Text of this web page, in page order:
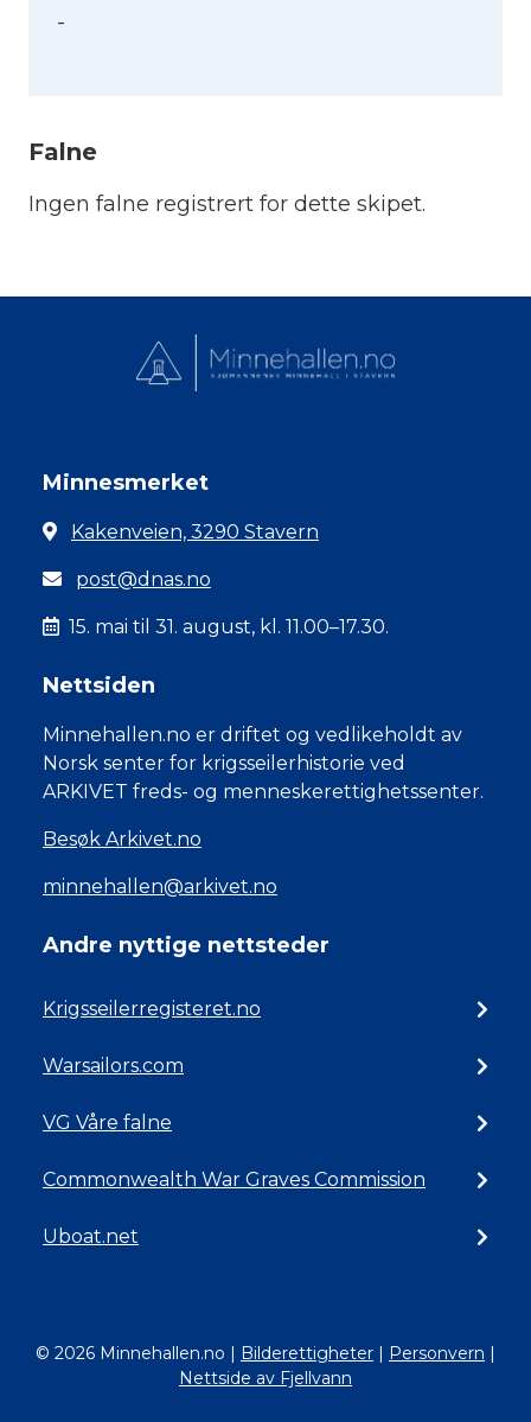
-
Falne
Ingen falne registrert for dette skipet.
Minnesmerket
Kakenveien, 3290 Stavern
post@dnas.no
15. mai til 31. august, kl. 11.00–17.30.
Nettsiden
Minnehallen.no er driftet og vedlikeholdt av
Norsk senter for krigsseilerhistorie ved
ARKIVET freds- og menneskerettighetssenter.
Besøk Arkivet.no
minnehallen@arkivet.no
Andre nyttige nettsteder
Krigsseilerregisteret.no
Warsailors.com
VG Våre falne
Commonwealth War Graves Commission
Uboat.net
© 2026 Minnehallen.no | Bilderettigheter | Personvern |
Nettside av Fjellvann
Velg språk
Norsk bokmål